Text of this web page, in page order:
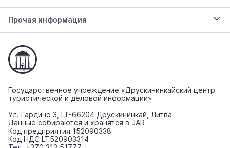
Прочая информация
Государственное учреждение «Друскининкайский центр
туристической и деловой информации»
Ул. Гардино 3, LT-66204 Друскининкай, Литва
Данные собираются и хранятся в JAR
Код предприятия 152090338
Код НДС LT520903314